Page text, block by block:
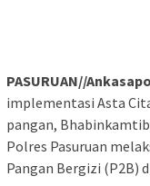
PASURUAN//
implementasi Asta
pangan,
Polres Pasuruan
Pangan Bergizi (P2B)